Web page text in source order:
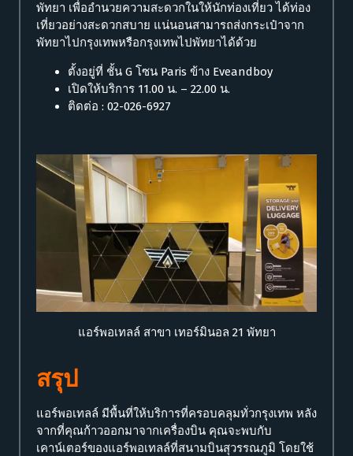
พัทยา เพื่ออำนวยความสะดวกในให้นักท่องเที่ยว ได้ท่อง
เที่ยวอย่างสะดวกสบาย แน่นอนสามารถส่งกระเป๋าจาก
พัทยาไปกรุงเทพหรือกรุงเทพไปพัทยาได้ด้วย
ตั้งอยู่ที่ ชั้น G โซน Paris ข้าง Eveandboy
เปิดให้บริการ 11.00 น. – 22.00 น.
ติดต่อ : 02-026-6927
แอร์พอเทลล์ สาขา เทอร์มินอล 21 พัทยา
สรุป
แอร์พอเทลล์ มีพื้นที่ให้บริการที่ครอบคลุมทั่วกรุงเทพ หลัง
จากที่คุณก้าวออกมาจากเครื่องบิน คุณจะพบกับ
เคาน์เตอร์ของแอร์พอเทลล์ที่สนามบินสุวรรณภูมิ โดยใช้